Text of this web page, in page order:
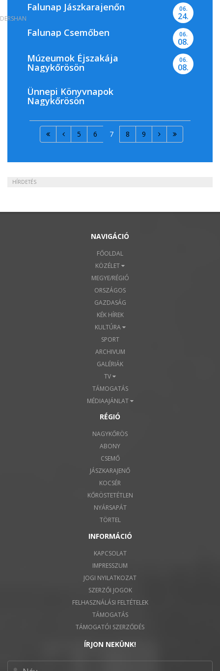
Falunap Jászkarajenőn 06.
24.
Falunap Csemőben 06.
08.
Múzeumok Éjszakája
Nagykőrösön
06.
08.
Ünnepi Könyvnapok
Nagykőrösön
5 6 7 8 9
HÍRDETÉS
NAVIGÁCIÓ
FŐOLDAL
KÖZÉLET
MEGYE/RÉGIÓ
ORSZÁGOS
GAZDASÁG
KÉK HÍREK
KULTÚRA
SPORT
ARCHIVUM
GALÉRIÁK
TV
TÁMOGATÁS
MÉDIAAJÁNLAT
RÉGIÓ
NAGYKŐRÖS
ABONY
CSEMŐ
JÁSZKARAJENŐ
KOCSÉR
KŐRÖSTETÉTLEN
NYÁRSAPÁT
TÖRTEL
DERSHAN
INFORMÁCIÓ
KAPCSOLAT
IMPRESSZUM
JOGI NYILATKOZAT
SZERZŐI JOGOK
FELHASZNÁLÁSI FELTÉTELEK
TÁMOGATÁS
TÁMOGATÓI SZERZŐDÉS
ÍRJON NEKÜNK!